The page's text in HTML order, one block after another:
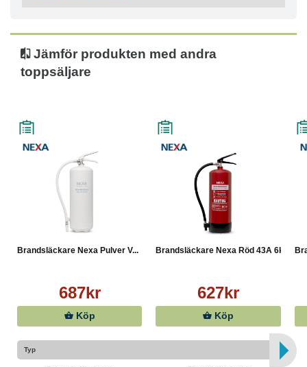
Jämför produkten med andra
toppsäljare
Brandsläckare Nexa Pulver V...
687kr
Köp
Brandsläckare Nexa Röd 43A 6kg
627kr
Köp
Typ